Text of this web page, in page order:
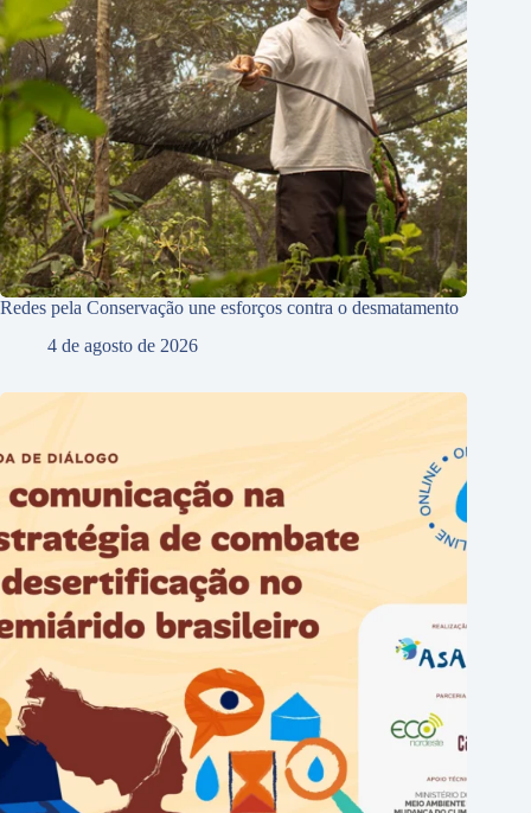
Redes pela Conservação une esforços contra o desmatamento
4 de agosto de 2026